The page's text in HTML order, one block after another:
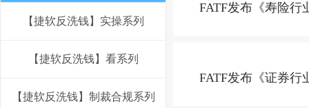
【捷软反洗钱】实操系列
【捷软反洗钱】看系列
【捷软反洗钱】制裁合规系列
FATF发布《寿险行
FATF发布《证券行